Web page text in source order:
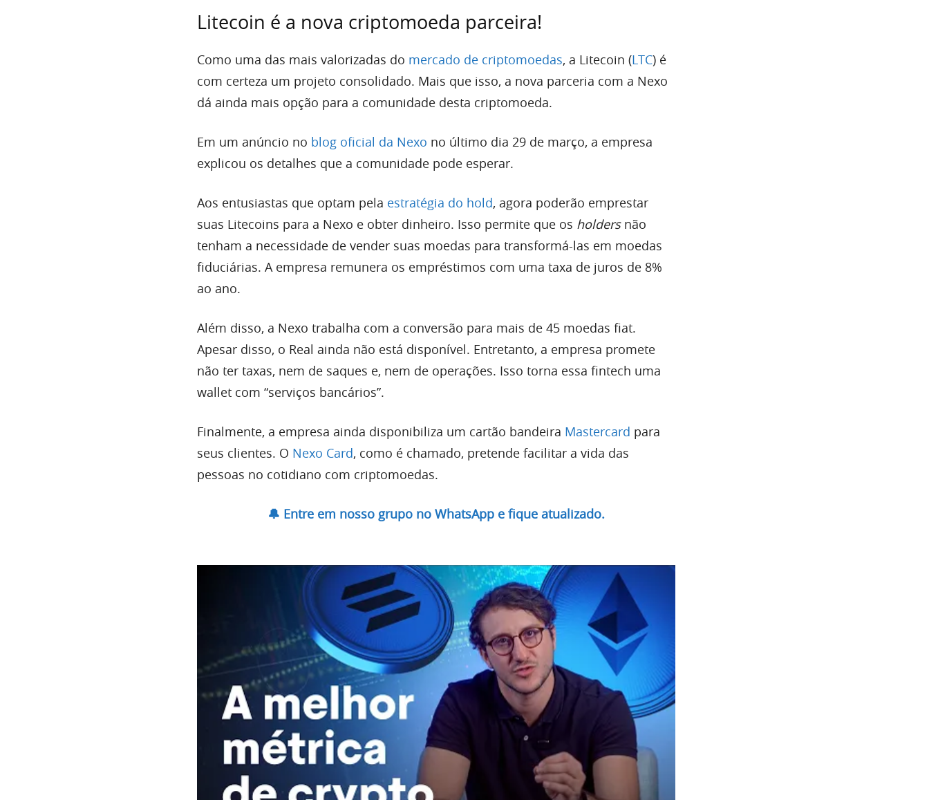
Litecoin é a nova criptomoeda parceira!
Como uma das mais valorizadas do mercado de criptomoedas, a Litecoin (LTC) é
com certeza um projeto consolidado. Mais que isso, a nova parceria com a Nexo
dá ainda mais opção para a comunidade desta criptomoeda.
Em um anúncio no blog oficial da Nexo no último dia 29 de março, a empresa
explicou os detalhes que a comunidade pode esperar.
Aos entusiastas que optam pela estratégia do hold, agora poderão emprestar
suas Litecoins para a Nexo e obter dinheiro. Isso permite que os holdersnão
tenham a necessidade de vender suas moedas para transformá-las em moedas
fiduciárias. A empresa remunera os empréstimos com uma taxa de juros de 8%
ao ano.
Além disso, a Nexo trabalha com a conversão para mais de 45 moedas fiat.
Apesar disso, o Real ainda não está disponível. Entretanto, a empresa promete
não ter taxas, nem de saques e, nem de operações. Isso torna essa fintech uma
wallet com “serviços bancários”.
Finalmente, a empresa ainda disponibiliza um cartão bandeira Mastercard para
seus clientes. O Nexo Card, como é chamado, pretende facilitar a vida das
pessoas no cotidiano com criptomoedas.
🔔 Entre em nosso grupo no WhatsApp e fique atualizado.